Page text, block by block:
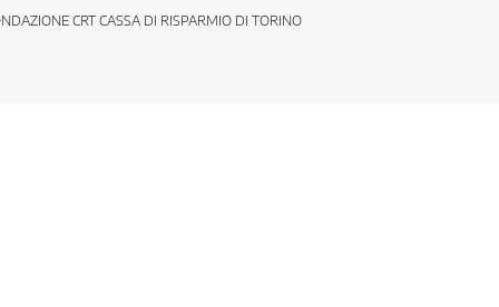
CRT CASSA DI RISPARMIO DI TORINO